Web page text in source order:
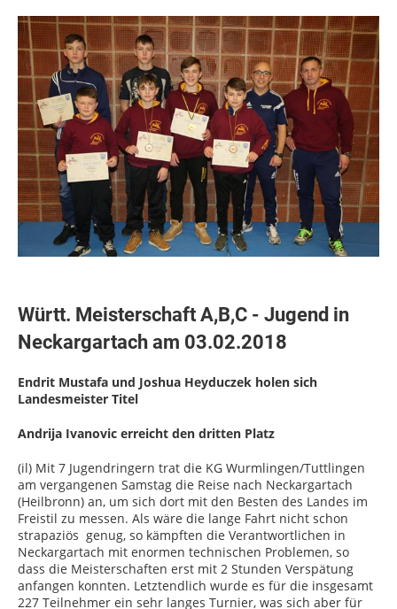
Württ. Meisterschaft A,B,C - Jugend in
Neckargartach am 03.02.2018
Endrit Mustafa und Joshua Heyduczek holen sich
Landesmeister Titel
Andrija Ivanovic erreicht den dritten Platz
(il) Mit 7 Jugendringern trat die KG Wurmlingen/Tuttlingen
am vergangenen Samstag die Reise nach Neckargartach
(Heilbronn) an, um sich dort mit den Besten des Landes im
Freistil zu messen. Als wäre die lange Fahrt nicht schon
strapaziös genug, so kämpften die Verantwortlichen in
Neckargartach mit enormen technischen Problemen, so
dass die Meisterschaften erst mit 2 Stunden Verspätung
anfangen konnten. Letztendlich wurde es für die insgesamt
227 Teilnehmer ein sehr langes Turnier, was sich aber für